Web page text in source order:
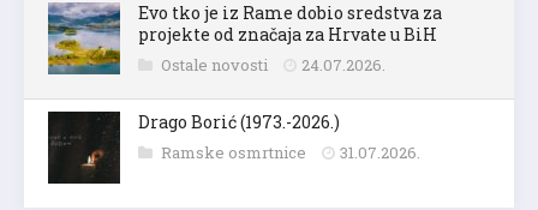
Evo tko je iz Rame dobio sredstva za
projekte od značaja za Hrvate u BiH
Ostale novosti 24.07.2026.
Drago Borić (1973.-2026.)
Ramske osmrtnice 31.07.2026.